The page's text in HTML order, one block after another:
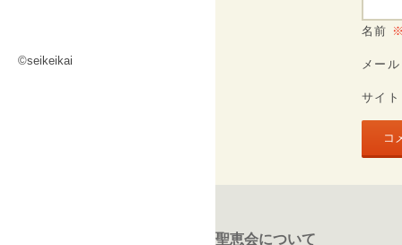
©seikeikai
名前
メー
サイト
聖恵会について